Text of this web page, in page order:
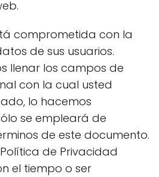
comprometida con la
de sus usuarios.
llenar los campos de
con la cual usted
lo hacemos
se empleará de
de este documento.
de Privacidad
el tiempo o ser